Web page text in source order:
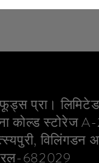
प्रा। लिमिटेड
कोल्ड स्टोरेज
682029